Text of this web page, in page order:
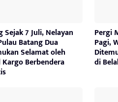
Sejak 7 Juli, Nelayan
Batang Dua
Selamat oleh
Kargo Berbendera
Pergi
Pagi,
di